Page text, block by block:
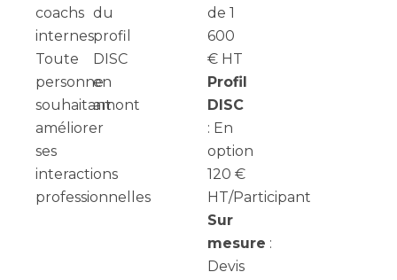
coachs
internes
Toute
personne
souhaitant
améliorer
ses
interactions
professionnelles
du
profil
DISC
en
amont
de 1
600
€ HT
Profil
DISC
: En
option
120 €
HT/Participant
Sur
mesure :
Devis